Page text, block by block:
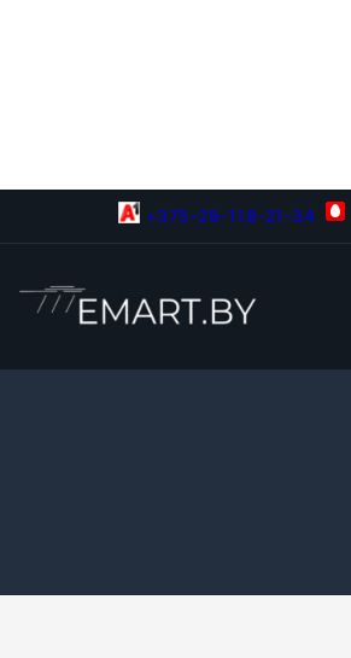
+375-29-118-21-34